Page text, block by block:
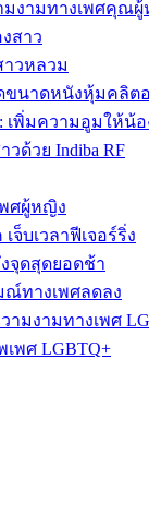
วามงามทางเพศคุณ
สาว
าวหลวม
ดขนาดหนังหุ้มคลิ
: เพิ่มความอูมให้น้
วด้วย Indiba RF
พศผู้หญิง
จ็บเวลาฟีเจอร์ริ่ง
งจุดสุดยอดช้า
ณ์ทางเพศลดลง
วามงามทางเพศ
เพศ LGBTQ+